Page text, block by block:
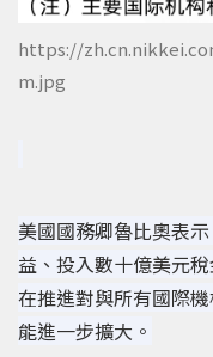
https://
m.jpg
美國國務卿魯比奧表
益、投入數十億美元
在推進對與所有國際
能進一步擴大。